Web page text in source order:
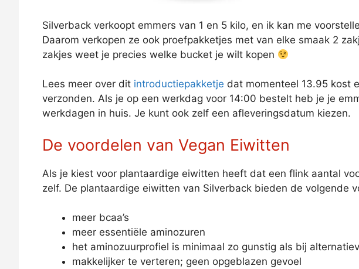
Silverback verkoopt emmers van 1 en 5 kilo, en ik kan me
Daarom verkopen ze ook proefpakketjes met van elke smaak 2
zakjes weet je precies welke bucket je wilt kopen
Lees meer over dit introductiepakketje dat momenteel 13.95 kost
verzonden. Als je op een werkdag voor 14:00 bestelt heb je je
werkdagen in huis. Je kunt ook zelf een afleveringsdatum kiezen.
De voordelen van Vegan Eiwitten
Als je kiest voor plantaardige eiwitten heeft dat een flink aantal
zelf. De plantaardige eiwitten van Silverback bieden de volgende
meer bcaa’s
meer essentiële aminozuren
het aminozuurprofiel is minimaal zo gunstig als bij
makkelijker te verteren; geen opgeblazen gevoel